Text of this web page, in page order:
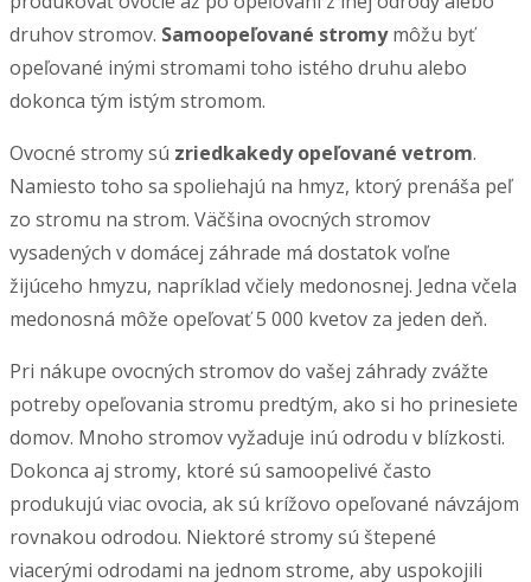
druhov stromov. Samoopeľované stromymôžu byť
opeľované inými stromami toho istého druhu alebo
dokonca tým istým stromom.
Ovocné stromy sú zriedkakedy opeľované vetrom.
Namiesto toho sa spoliehajú na hmyz, ktorý prenáša peľ
zo stromu na strom. Väčšina ovocných stromov
vysadených v domácej záhrade má dostatok voľne
žijúceho hmyzu, napríklad včiely medonosnej. Jedna včela
medonosná môže opeľovať 5 000 kvetov za jeden deň.
Pri nákupe ovocných stromov do vašej záhrady zvážte
potreby opeľovania stromu predtým, ako si ho prinesiete
domov. Mnoho stromov vyžaduje inú odrodu v blízkosti.
Dokonca aj stromy, ktoré sú samoopelivé často
produkujú viac ovocia, ak sú krížovo opeľované návzájom
rovnakou odrodou. Niektoré stromy sú štepené
viacerými odrodami na jednom strome, aby uspokojili